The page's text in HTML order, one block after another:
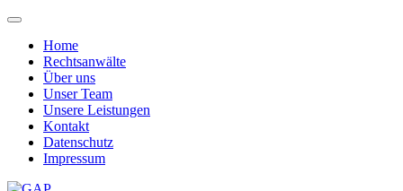
Home
Rechtsanwälte
Über uns
Unser Team
Unsere Leistungen
Kontakt
Datenschutz
Impressum